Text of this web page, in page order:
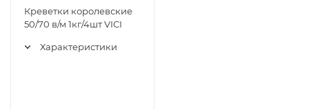
Креветки королевские
50/70 в/м 1кг/4шт VICI
Характеристики